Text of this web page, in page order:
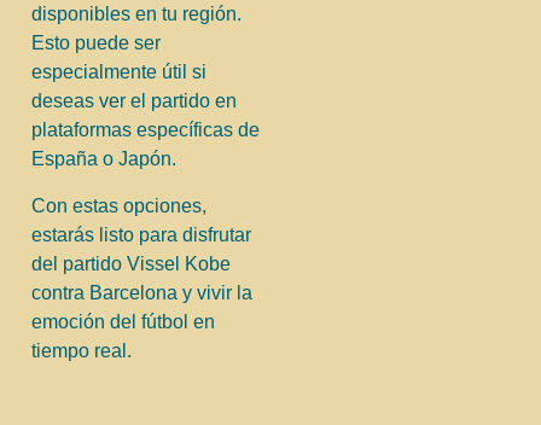
disponibles en tu región.
Esto puede ser
especialmente útil si
deseas ver el partido en
plataformas específicas de
España o Japón.
Con estas opciones,
estarás listo para disfrutar
del partido Vissel Kobe
contra Barcelona y vivir la
emoción del fútbol en
tiempo real.